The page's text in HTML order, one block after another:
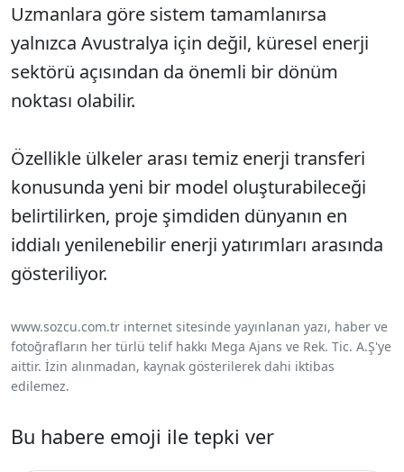
Uzmanlara göre sistem tamamlanırsa
yalnızca Avustralya için değil, küresel enerji
sektörü açısından da önemli bir dönüm
noktası olabilir.
Özellikle ülkeler arası temiz enerji transferi
konusunda yeni bir model oluşturabileceği
belirtilirken, proje şimdiden dünyanın en
iddialı yenilenebilir enerji yatırımları arasında
gösteriliyor.
www.sozcu.com.tr internet sitesinde yayınlanan yazı, haber ve
fotoğrafların her türlü telif hakkı Mega Ajans ve Rek. Tic. A.Ş'ye
aittir. İzin alınmadan, kaynak gösterilerek dahi iktibas
edilemez.
Bu habere emoji ile tepki ver